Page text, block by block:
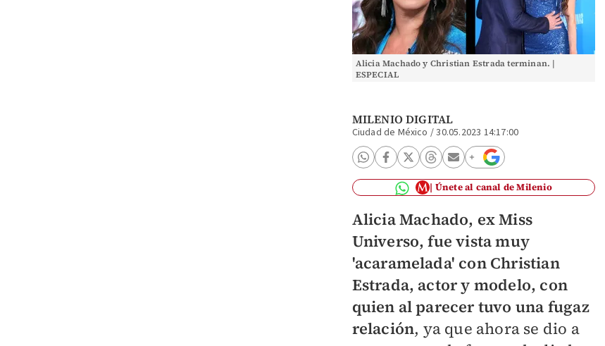
Alicia Machado y Christian Estrada terminan. |
ESPECIAL
MILENIO DIGITAL
Ciudad de México /30.05.2023 14:17:00
Únete al canal de Milenio
Alicia Machado, ex Miss
Universo, fue vista muy
'acaramelada' con Christian
Estrada, actor y modelo, con
quien al parecer tuvo una fugaz
relación, ya que ahora se dio a